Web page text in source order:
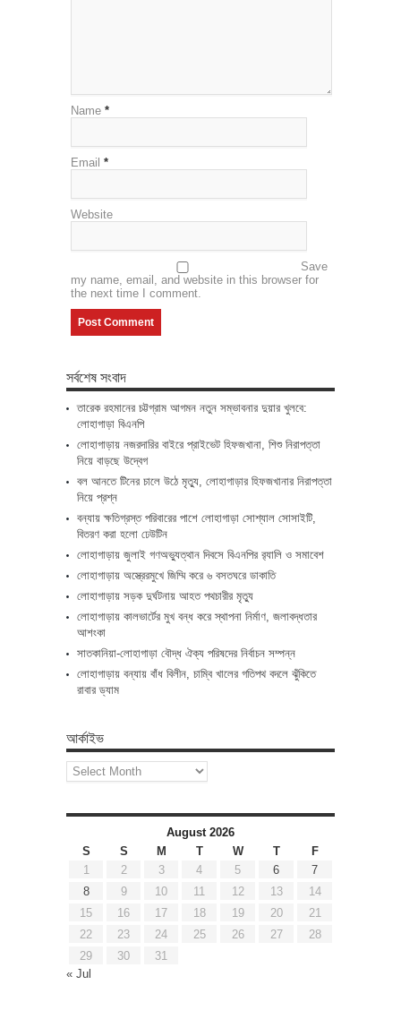
Name *
Email *
Website
Save
my name, email, and website in this browser for
the next time I comment.
সর্বশেষ সংবাদ
তারেক রহমানের চট্টগ্রাম আগমন নতুন সম্ভাবনার দুয়ার খুলবে:
লোহাগাড়া বিএনপি
লোহাগাড়ায় নজরদারির বাইরে প্রাইভেট হিফজখানা, শিশু নিরাপত্তা
নিয়ে বাড়ছে উদ্বেগ
বল আনতে টিনের চালে উঠে মৃত্যু, লোহাগাড়ার হিফজখানার নিরাপত্তা
নিয়ে প্রশ্ন
বন্যায় ক্ষতিগ্রস্ত পরিবারের পাশে লোহাগাড়া সোশ্যাল সোসাইটি,
বিতরণ করা হলো ঢেউটিন
লোহাগাড়ায় জুলাই গণঅভ্যুত্থান দিবসে বিএনপির র‌্যালি ও সমাবেশ
লোহাগাড়ায় অস্ত্রেরমুখে জিম্মি করে ৬ বসতঘরে ডাকাতি
লোহাগাড়ায় সড়ক দুর্ঘটনায় আহত পথচারীর মৃত্যু
লোহাগাড়ায় কালভার্টের মুখ বন্ধ করে স্থাপনা নির্মাণ, জলাবদ্ধতার
আশংকা
সাতকানিয়া-লোহাগাড়া বৌদ্ধ ঐক্য পরিষদের নির্বাচন সম্পন্ন
লোহাগাড়ায় বন্যায় বাঁধ বিলীন, চাম্বি খালের গতিপথ বদলে ঝুঁকিতে
রাবার ড্যাম
আর্কাইভ
আর্কাইভ
August 2026
S
S M T W T
F
1
2 3 4 5 6
7
8
9 10 11 12 13
14
15
16 17 18 19 20
21
22
23 24 25 26 27
28
29
30
31
« Jul